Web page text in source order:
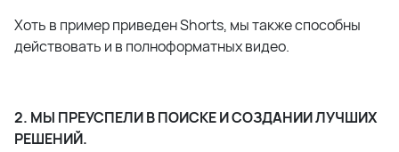
Хоть в пример приведен Shorts, мы также способны
действовать и в полноформатных видео.
2. МЫ ПРЕУСПЕЛИ В ПОИСКЕ И СОЗДАНИИ ЛУЧШИХ
РЕШЕНИЙ.